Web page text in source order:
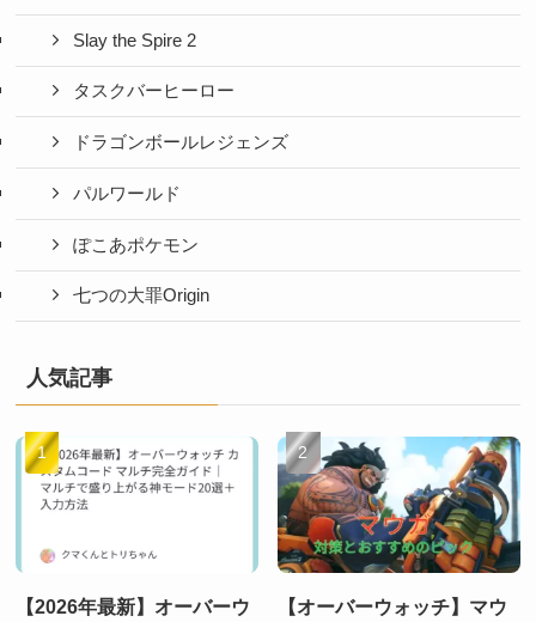
Slay the Spire 2
タスクバーヒーロー
ドラゴンボールレジェンズ
パルワールド
ぽこあポケモン
七つの大罪Origin
人気記事
【2026年最新】オーバーウ 【オーバーウォッチ】マウ